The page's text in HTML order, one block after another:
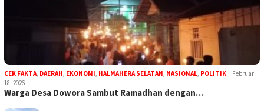
CEK FAKTA, DAERAH, EKONOMI, HALMAHERA SELATAN, NASIONAL, POLITIK
Februari
18, 2026
Warga Desa Dowora Sambut Ramadhan dengan…